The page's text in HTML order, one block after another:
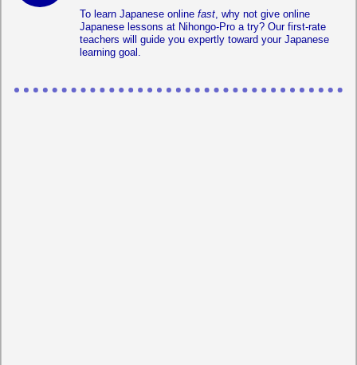
To learn Japanese online fast, why not give online
Japanese lessons at Nihongo-Pro a try? Our first-rate
teachers will guide you expertly toward your Japanese
learning goal.